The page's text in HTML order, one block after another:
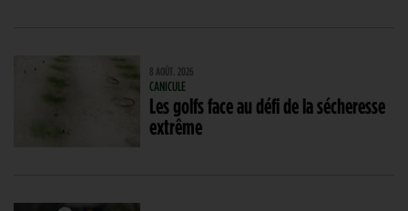
8 AOÛT. 2026
CANICULE
Les golfs face au défi de la sécheresse
extrême